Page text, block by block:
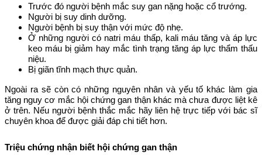
Trước đó người bệnh mắc suy gan nặng hoặc cổ trướng.
Người bị suy dinh dưỡng.
Người bệnh bị suy thận với mức độ nhẹ.
Ở những người có natri máu thấp, kali máu tăng và áp lực
keo máu bị giảm hay mắc tình trạng tăng áp lực thẩm thấu
niệu.
Bị giãn tĩnh mạch thực quản.
Ngoài ra sẽ còn có những nguyên nhân và yếu tố khác làm gia
tăng nguy cơ mắc hội chứng gan thận khác mà chưa được liệt kê
ở trên. Nếu người bệnh thắc mắc hãy liên hệ trực tiếp với bác sĩ
chuyên khoa để được giải đáp chi tiết hơn.
Triệu chứng nhận biết hội chứng gan thận